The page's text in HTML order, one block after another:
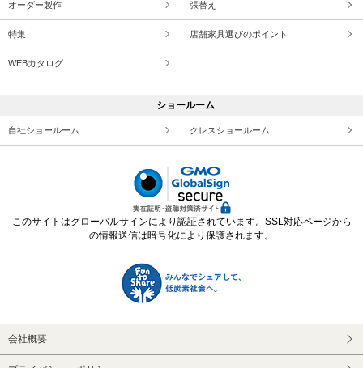
オーダー製作 張替え
特集 店舗家具選びのポイント
WEBカタログ
ショールーム
自社ショールーム クレスショールーム
このサイトはグローバルサインにより認証されています。SSL対応ページから
の情報送信は暗号化により保護されます。
会社概要